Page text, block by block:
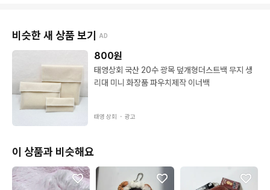
비슷한 새 상품 보기 AD
800원
태영상회 국산 20수 광목 덮개형더스트백 무지 생
리대 미니 화장품 파우치제작 이너백
태영 상회 ・ 광고
이 상품과 비슷해요